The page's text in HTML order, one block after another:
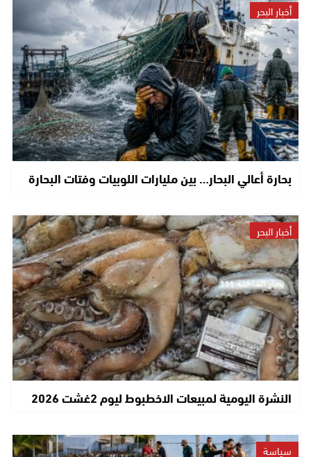
أخبار البحر
بحارة أعالي البحار… بين مليارات اللوبيات وفتات البحارة
أخبار البحر
النشرة اليومية لمبيعات الاخطبوط ليوم 2غشت 2026
سياسة